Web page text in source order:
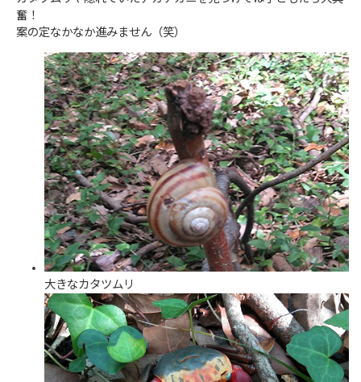
奮！
案の定なかなか進みません（笑）
大きなカタツムリ